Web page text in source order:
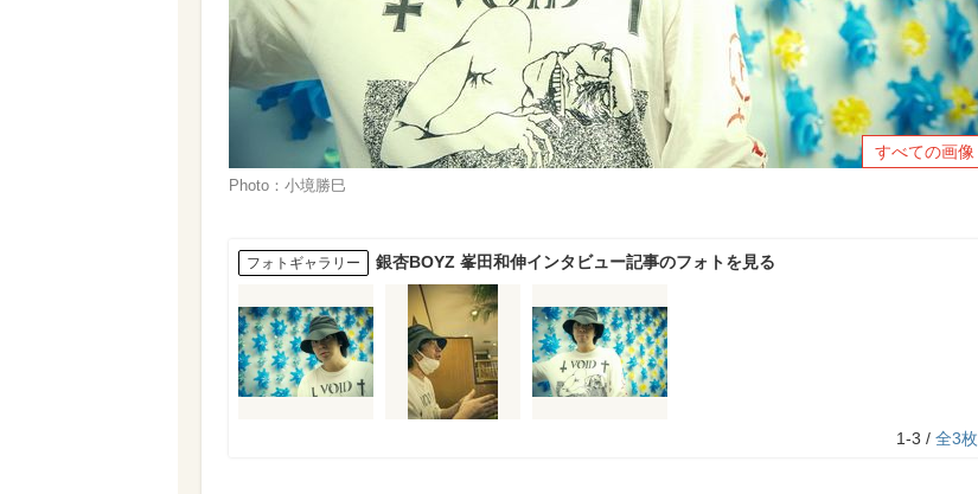
すべての画像
Photo：小境勝巳
フォトギャラリー 銀杏BOYZ 峯田和伸インタビュー記事のフォトを見る
1-3 / 全3枚